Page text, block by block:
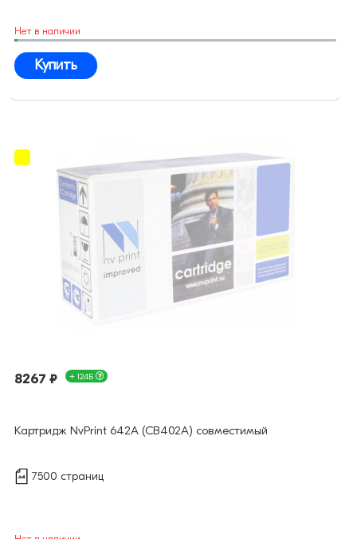
Нет в наличии
Купить
8267 ₽ + 124Б
Картридж NvPrint 642A (CB402A) совместимый
7500 страниц